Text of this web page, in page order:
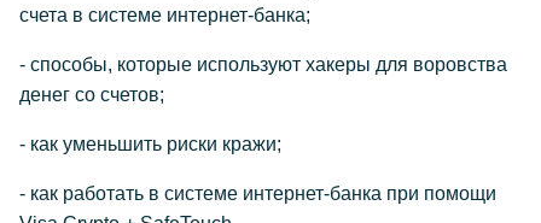
счета в системе интернет-банка;
- способы, которые используют хакеры для воровства
денег со счетов;
- как уменьшить риски кражи;
- как работать в системе интернет-банка при помощи